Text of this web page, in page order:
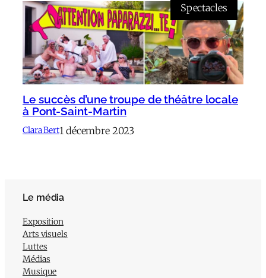
Spectacles
Le succès d’une troupe de théâtre locale
à Pont-Saint-Martin
Clara Bert1 décembre 2023
Le média
Exposition
Arts visuels
Luttes
Médias
Musique